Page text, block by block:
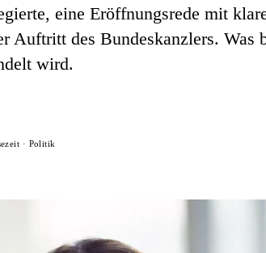
eine Eröffnungsrede mit
Auftritt des Bundeskanzlers. Was
wird.
· Politik